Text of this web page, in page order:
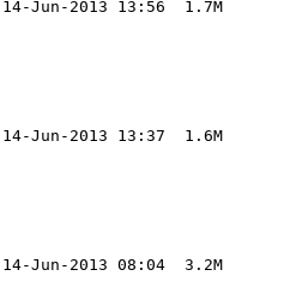
14-Jun-2013 13:37  1.6M